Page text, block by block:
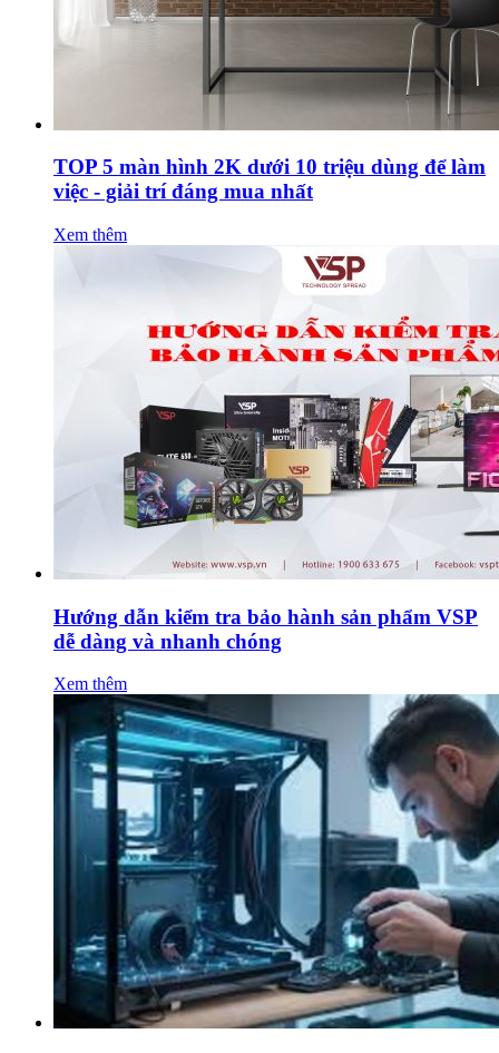
TOP 5 màn hình 2K dưới 10 triệu dùng để làm
việc - giải trí đáng mua nhất
Xem thêm
Hướng dẫn kiểm tra bảo hành sản phẩm VSP
dễ dàng và nhanh chóng
Xem thêm